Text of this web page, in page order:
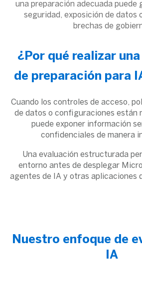
una preparación adecuada puede
seguridad, exposición de datos
brechas de
¿Por qué realizar
de preparación para
Cuando los controles de acceso,
de datos o configuraciones están
puede exponer información
confidenciales de manera
Una evaluación estructurada
entorno antes de desplegar
agentes de IA y otras aplicaciones
Nuestro enfoque de
IA